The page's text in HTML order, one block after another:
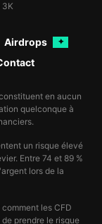
3K
Airdrops ✦
en aucun
quelconque à
un risque élevé
Entre 74 et 89 %
lors de la
les CFD
prendre le risque